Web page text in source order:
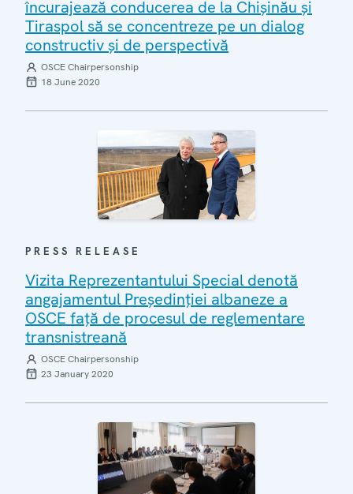
încurajează conducerea de la Chișinău și
Tiraspol să se concentreze pe un dialog
constructiv și de perspectivă
OSCE Chairpersonship
18 June 2020
PRESS RELEASE
Vizita Reprezentantului Special denotă
angajamentul Președinției albaneze a
OSCE față de procesul de reglementare
transnistreană
OSCE Chairpersonship
23 January 2020